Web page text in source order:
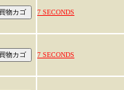
7 SECONDS
7 SECONDS